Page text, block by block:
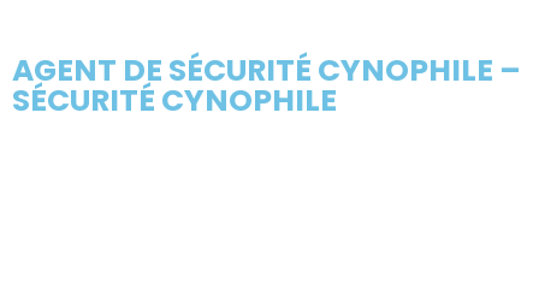
AGENT DE SÉCURITÉ CYNOPHILE –
SÉCURITÉ CYNOPHILE